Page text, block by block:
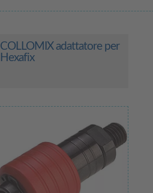
COLLOMIX adattatore per
Hexafix